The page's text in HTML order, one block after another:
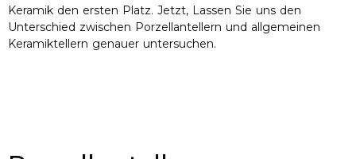
Keramik den ersten Platz. Jetzt, Lassen Sie uns den
Unterschied zwischen Porzellantellern und allgemeinen
Keramiktellern genauer untersuchen.